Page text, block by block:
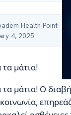
Health Point·
4, 2025
μάτια!
μάτια! Ο